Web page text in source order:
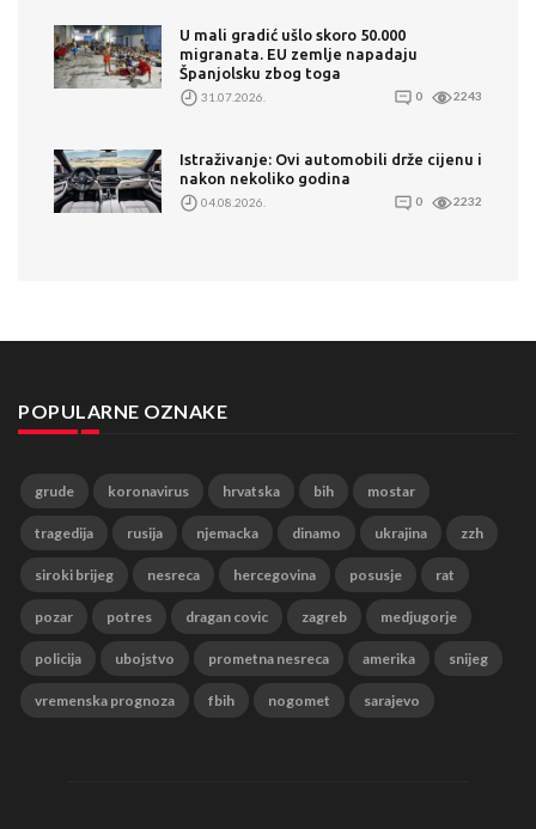
U mali gradić ušlo skoro 50.000
migranata. EU zemlje napadaju
Španjolsku zbog toga
31.07.2026. 0 2243
Istraživanje: Ovi automobili drže cijenu i
nakon nekoliko godina
04.08.2026. 0 2232
POPULARNE OZNAKE
grude koronavirus hrvatska bih mostar
tragedija rusija njemacka dinamo ukrajina zzh
siroki brijeg nesreca hercegovina posusje rat
pozar potres dragan covic zagreb medjugorje
policija ubojstvo prometna nesreca amerika snijeg
vremenska prognoza fbih nogomet sarajevo